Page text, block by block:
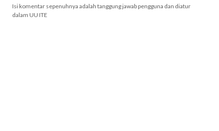
Isi komentar sepenuhnya adalah tanggung jawab pengguna dan diatur
dalam UU ITE